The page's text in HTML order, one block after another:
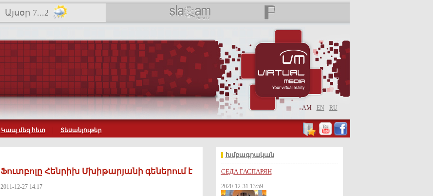
Այսօր 7...2
AM EN RU
Կապ մեզ հետ Տեսանյութեր
Ֆուտբոլը Հենրիխ Մխիթարյանի գեներում է
2011-12-27 14:17
Խմբագրական
СЕДА ГАСПАРЯН
2020-12-31 13:59